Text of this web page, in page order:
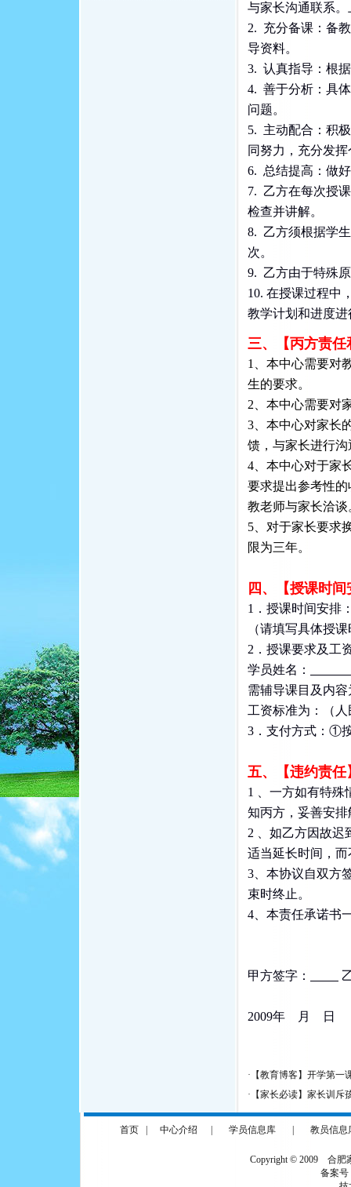
与家长沟通联系
2. 充分备课：备
导资料。
3. 认真指导：根
4. 善于分析：具
问题。
5. 主动配合：积
同努力，充分发
6. 总结提高：做
7. 乙方在每次授
检查并讲解。
8. 乙方须根据学
次。
9. 乙方由于特殊
10. 在授课过程中
教学计划和进度
三、【丙方责
1、本中心需要对
生的要求。
2、本中心需要对
3、本中心对家长
馈，与家长进行
4、本中心对于家
要求提出参考性
教老师与家长洽
5、对于家长要求
限为三年。
四、【授课时
1．授
（请填写具体授
2．授课要求及工
学员姓名：
需辅导
工资标准为：（
3．支付方式：①
五、【违约责
1 、一方如有特殊
知丙方，妥善安
2 、如乙方因故迟
适当延长时间，
3、本协议自双方
束时终止。
4、本责任承诺书
甲方签字：
2009年 月 日
· 【教育博客】开学第
· 【家长必读】家长训斥
首页 中心介绍 学员信息库 教员信息
Copyright © 2009 合肥
备案号